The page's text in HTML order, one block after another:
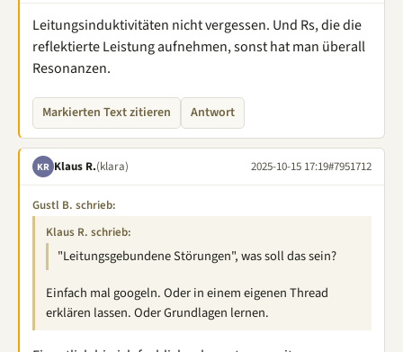
Leitungsinduktivitäten nicht vergessen. Und Rs, die die
reflektierte Leistung aufnehmen, sonst hat man überall
Resonanzen.
Markierten Text zitieren Antwort
KR Klaus R.(klara) 2025-10-15 17:19#7951712
Gustl B. schrieb:
Klaus R. schrieb:
"Leitungsgebundene Störungen", was soll das sein?
Einfach mal googeln. Oder in einem eigenen Thread
erklären lassen. Oder Grundlagen lernen.